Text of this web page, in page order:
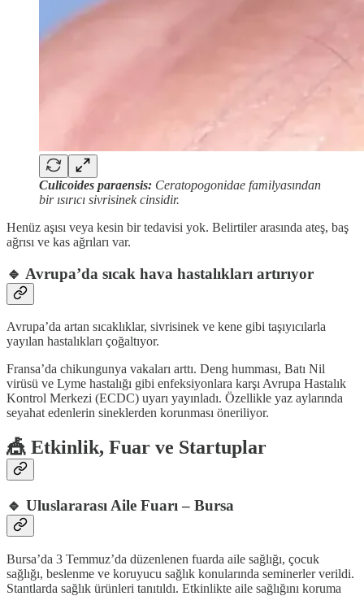
Culicoides paraensis: Ceratopogonidae familyasından
bir ısırıcı sivrisinek cinsidir.
Henüz aşısı veya kesin bir tedavisi yok. Belirtiler arasında ateş, baş
ağrısı ve kas ağrıları var.
🔹 Avrupa’da sıcak hava hastalıkları artırıyor
Avrupa’da artan sıcaklıklar, sivrisinek ve kene gibi taşıyıcılarla
yayılan hastalıkları çoğaltıyor.
Fransa’da chikungunya vakaları arttı. Deng humması, Batı Nil
virüsü ve Lyme hastalığı gibi enfeksiyonlara karşı Avrupa Hastalık
Kontrol Merkezi (ECDC) uyarı yayınladı. Özellikle yaz aylarında
seyahat edenlerin sineklerden korunması öneriliyor.
🎪 Etkinlik, Fuar ve Startuplar
🔹 Uluslararası Aile Fuarı – Bursa
Bursa’da 3 Temmuz’da düzenlenen fuarda aile sağlığı, çocuk
sağlığı, beslenme ve koruyucu sağlık konularında seminerler verildi.
Stantlarda sağlık ürünleri tanıtıldı. Etkinlikte aile sağlığını koruma